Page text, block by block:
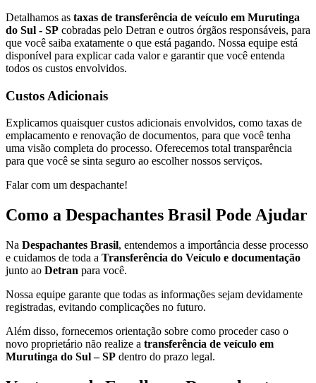
Detalhamos as taxas de transferência de veículo em Murutinga
do Sul - SP cobradas pelo Detran e outros órgãos responsáveis, para
que você saiba exatamente o que está pagando. Nossa equipe está
disponível para explicar cada valor e garantir que você entenda
todos os custos envolvidos.
Custos Adicionais
Explicamos quaisquer custos adicionais envolvidos, como taxas de
emplacamento e renovação de documentos, para que você tenha
uma visão completa do processo. Oferecemos total transparência
para que você se sinta seguro ao escolher nossos serviços.
Falar com um despachante!
Como a Despachantes Brasil Pode Ajudar
Na Despachantes Brasil, entendemos a importância desse processo
e cuidamos de toda a Transferência do Veículo e documentação
junto ao Detran para você.
Nossa equipe garante que todas as informações sejam devidamente
registradas, evitando complicações no futuro.
Além disso, fornecemos orientação sobre como proceder caso o
novo proprietário não realize a transferência de veículo em
Murutinga do Sul – SP dentro do prazo legal.